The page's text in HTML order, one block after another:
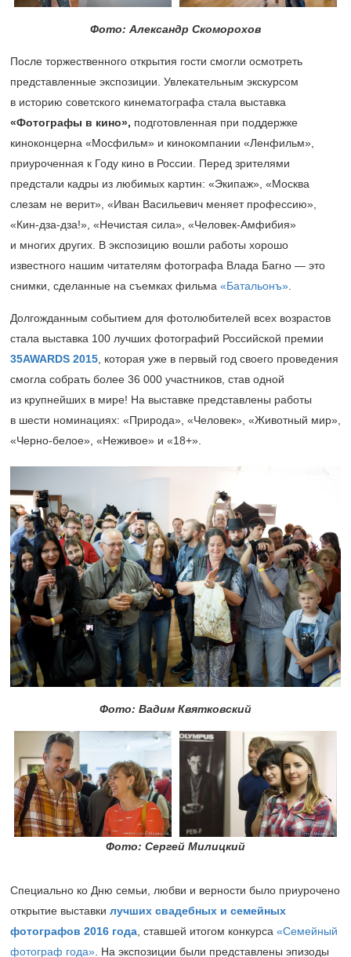
Фото: Александр Скоморохов
После торжественного открытия гости смогли осмотреть
представленные экспозиции. Увлекательным экскурсом
в историю советского кинематографа стала выставка
«Фотографы в кино», подготовленная при поддержке
киноконцерна «Мосфильм» и кинокомпании «Ленфильм»,
приуроченная к Году кино в России. Перед зрителями
предстали кадры из любимых картин: «Экипаж», «Москва
слезам не верит», «Иван Васильевич меняет профессию»,
«Кин-дза-дза!», «Нечистая сила», «Человек-Амфибия»
и многих других. В экспозицию вошли работы хорошо
известного нашим читателям фотографа Влада Багно — это
снимки, сделанные на съемках фильма «Батальонъ»
Долгожданным событием для фотолюбителей всех возрастов
стала выставка 100 лучших фотографий Российской премии
35AWARDS 2015 , которая уже в первый год своего проведения
смогла собрать более 36 000 участников, став одной
из крупнейших в мире! На выставке представлены работы
в шести номинациях: «Природа», «Человек», «Животный мир»,
«Черно-белое», «Неживое» и «18+».
Фото: Вадим Квятковский
Фото: Сергей Милицкий
Специально ко Дню семьи, любви и верности было приурочено
открытие выставки лучших свадебных и семейных
фотографов 2016 года, ставшей итогом конкурса «Семейный
фотограф года». На экспозиции были представлены эпизоды